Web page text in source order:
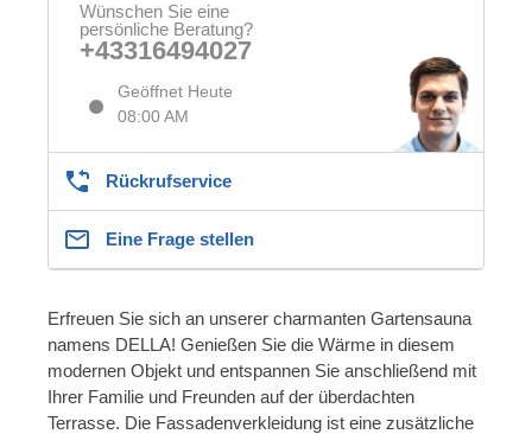
Wünschen Sie eine
persönliche Beratung?
+43316494027
Geöffnet Heute
08:00 AM
Rückrufservice
Eine Frage stellen
Erfreuen Sie sich an unserer charmanten Gartensauna
namens DELLA! Genießen Sie die Wärme in diesem
modernen Objekt und entspannen Sie anschließend mit
Ihrer Familie und Freunden auf der überdachten
Terrasse. Die Fassadenverkleidung ist eine zusätzliche